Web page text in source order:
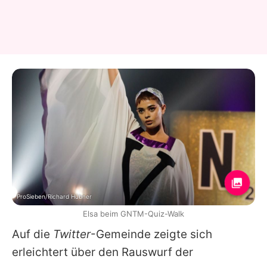
Auf die Twitter-Gemeinde zeigte sich
erleichtert über den Rauswurf der
ProSieben/Richard Hübner
Elsa beim GNTM-Quiz-Walk